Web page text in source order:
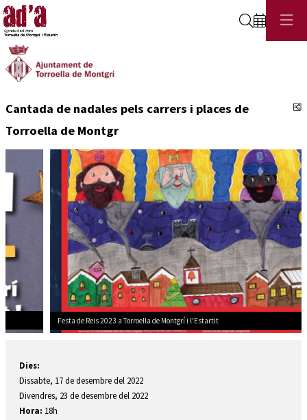
Cerca
Cantada de nadales pels carrers i places de
Torroella de Montgr
Festa de Reis 2023 a Torroella de Montgrí i l'Estartit
Dies:
Dissabte, 17 de desembre del 2022
Divendres, 23 de desembre del 2022
Hora: 18h